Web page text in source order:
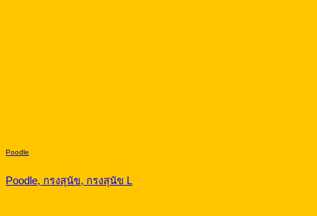
Poodle
Poodle, กรงสุนัข, กรงสุนัข L